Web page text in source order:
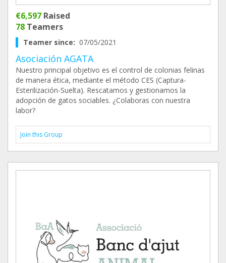
€6,597 Raised
78 Teamers
Teamer since: 07/05/2021
Asociación AGATA
Nuestro principal objetivo es el control de colonias felinas
de manera ética, mediante el método CES (Captura-
Esterilización-Suelta). Rescatamos y gestionamos la
adopción de gatos sociables. ¿Colaboras con nuestra
labor?
Join this Group